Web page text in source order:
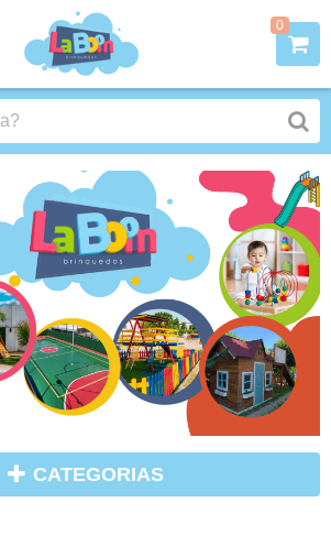
0
CATEGORIAS